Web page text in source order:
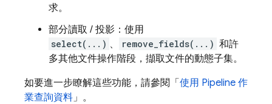
求。
部分讀取 / 投影：使用
select(...) 、 remove_fields(...) 和許
多其他文件操作階段，擷取文件的動態子集。
如要進一步瞭解這些功能，請參閱「 使用 Pipeline 作
業查詢資料」。